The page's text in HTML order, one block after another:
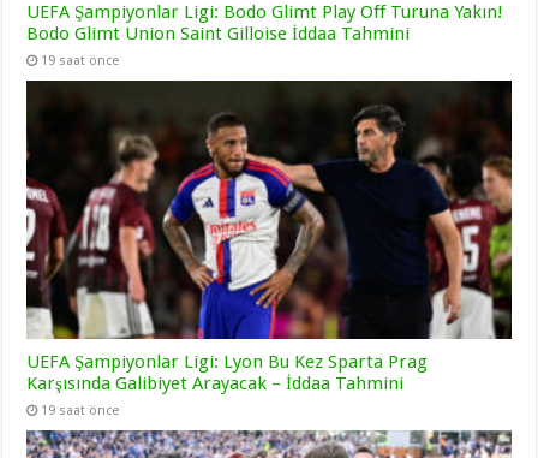
UEFA Şampiyonlar Ligi: Bodo Glimt Play Off Turuna Yakın!
Bodo Glimt Union Saint Gilloise İddaa Tahmini
19 saat önce
UEFA Şampiyonlar Ligi: Lyon Bu Kez Sparta Prag
Karşısında Galibiyet Arayacak – İddaa Tahmini
19 saat önce